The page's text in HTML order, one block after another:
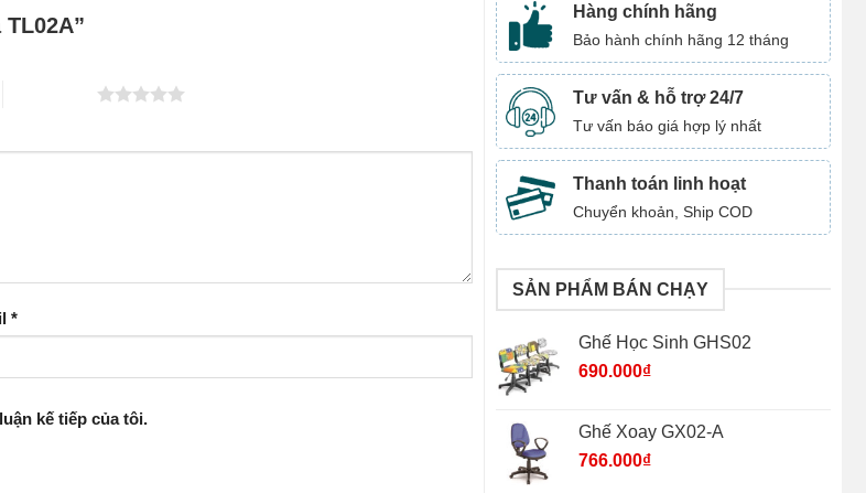
*
kế tiếp của tôi.
Hàng chính hãng
Bảo hành chính hãng 12 tháng
Tư vấn & hỗ trợ 24/7
Tư vấn báo giá hợp lý nhất
Thanh toán linh hoạt
Chuyển khoản, Ship COD
SẢN PHẨM BÁN CHẠY
Ghế Học Sinh GHS02
690.000₫
Ghế Xoay GX02-A
766.000₫